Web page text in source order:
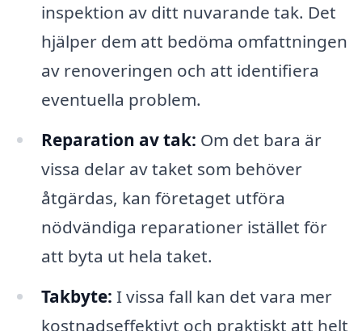
inspektion av ditt nuvarande tak. Det
hjälper dem att bedöma omfattningen
av renoveringen och att identifiera
eventuella problem.
Reparation av tak: Om det bara är
vissa delar av taket som behöver
åtgärdas, kan företaget utföra
nödvändiga reparationer istället för
att byta ut hela taket.
Takbyte: I vissa fall kan det vara mer
kostnadseffektivt och praktiskt att helt